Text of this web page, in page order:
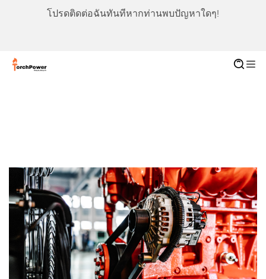
โปรดติดต่อฉันทันทีหากท่านพบปัญหาใดๆ!